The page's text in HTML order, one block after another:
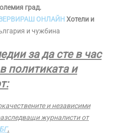
град.
ОНЛАЙН Хотели и
и чужбина
за да сте в час
политиката и
и независими
журналисти от
.